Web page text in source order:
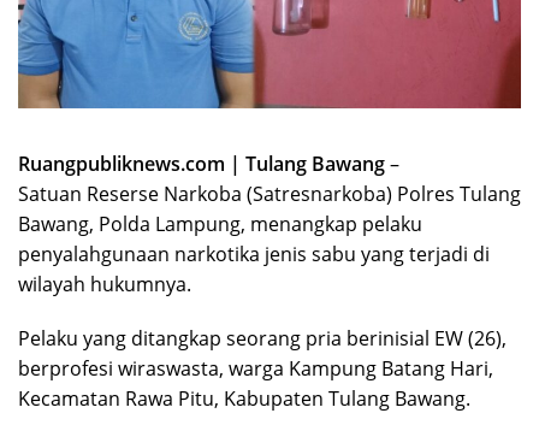
Ruangpubliknews.com | Tulang Bawang–
Satuan Reserse Narkoba (Satresnarkoba) Polres Tulang
Bawang, Polda Lampung, menangkap pelaku
penyalahgunaan narkotika jenis sabu yang terjadi di
wilayah hukumnya.
Pelaku yang ditangkap seorang pria berinisial EW (26),
berprofesi wiraswasta, warga Kampung Batang Hari,
Kecamatan Rawa Pitu, Kabupaten Tulang Bawang.